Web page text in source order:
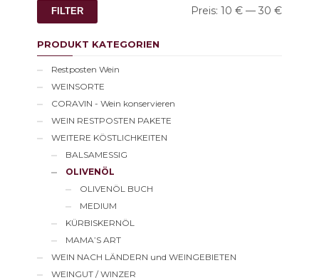
Min.
Max.
FILTER Preis: 10 €— 30 €
PRODUKT KATEGORIEN
Restposten Wein
WEINSORTE
CORAVIN - Wein konservieren
WEIN RESTPOSTEN PAKETE
WEITERE KÖSTLICHKEITEN
BALSAMESSIG
OLIVENÖL
OLIVENÖL BUCH
MEDIUM
KÜRBISKERNÖL
MAMA’S ART
WEIN NACH LÄNDERN und WEINGEBIETEN
WEINGUT / WINZER